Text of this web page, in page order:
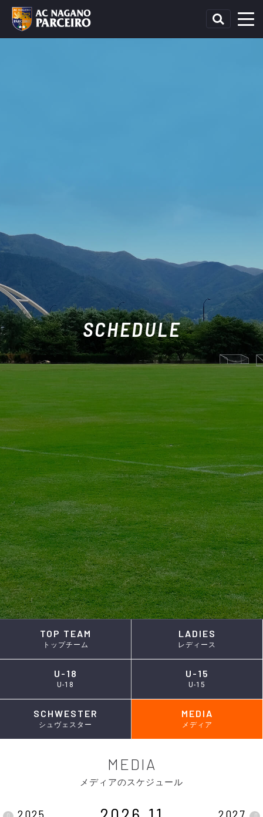
SCHEDULE
TOP TEAM
トップチーム
LADIES
レディース
U-18
U-18
U-15
U-15
SCHWESTER
シュヴェスター
MEDIA
メディア
MEDIA
メディアのスケジュール